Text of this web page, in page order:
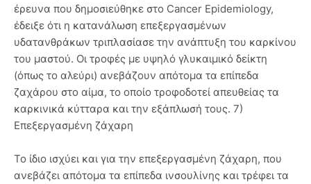
έρευνα που δημοσιεύθηκε στο Cancer Epidemiology,
έδειξε ότι η κατανάλωση επεξεργασμένων
υδατανθράκων τριπλασίασε την ανάπτυξη του καρκίνου
του μαστού. Οι τροφές με υψηλό γλυκαιμικό δείκτη
(όπως το αλεύρι) ανεβάζουν απότομα τα επίπεδα
ζαχάρου στο αίμα, το οποίο τροφοδοτεί απευθείας τα
καρκινικά κύτταρα και την εξάπλωσή τους. 7)
Επεξεργασμένη ζάχαρη
Το ίδιο ισχύει και για την επεξεργασμένη ζάχαρη, που
ανεβάζει απότομα τα επίπεδα ινσουλίνης και τρέφει τα